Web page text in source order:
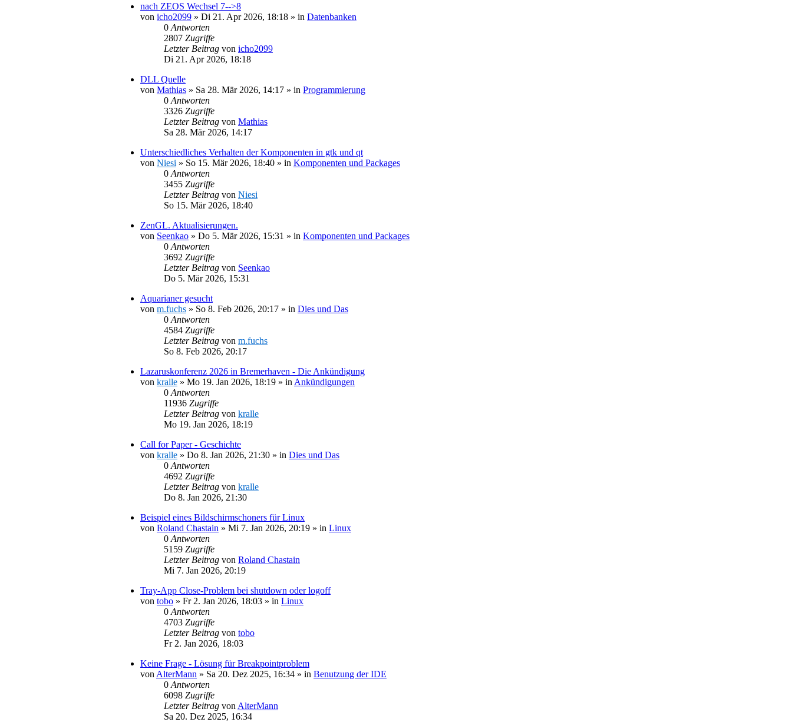
nach ZEOS Wechsel 7-->8
von icho2099 » Di 21. Apr 2026, 18:18 » in Datenbanken
0 Antworten
2807 Zugriffe
Letzter Beitrag von icho2099
Di 21. Apr 2026, 18:18
DLL Quelle
von Mathias » Sa 28. Mär 2026, 14:17 » in Programmierung
0 Antworten
3326 Zugriffe
Letzter Beitrag von Mathias
Sa 28. Mär 2026, 14:17
Unterschiedliches Verhalten der Komponenten in gtk und qt
von Niesi » So 15. Mär 2026, 18:40 » in Komponenten und Packages
0 Antworten
3455 Zugriffe
Letzter Beitrag von Niesi
So 15. Mär 2026, 18:40
ZenGL. Aktualisierungen.
von Seenkao » Do 5. Mär 2026, 15:31 » in Komponenten und Packages
0 Antworten
3692 Zugriffe
Letzter Beitrag von Seenkao
Do 5. Mär 2026, 15:31
Aquarianer gesucht
von m.fuchs » So 8. Feb 2026, 20:17 » in Dies und Das
0 Antworten
4584 Zugriffe
Letzter Beitrag von m.fuchs
So 8. Feb 2026, 20:17
Lazaruskonferenz 2026 in Bremerhaven - Die Ankündigung
von kralle » Mo 19. Jan 2026, 18:19 » in Ankündigungen
0 Antworten
11936 Zugriffe
Letzter Beitrag von kralle
Mo 19. Jan 2026, 18:19
Call for Paper - Geschichte
von kralle » Do 8. Jan 2026, 21:30 » in Dies und Das
0 Antworten
4692 Zugriffe
Letzter Beitrag von kralle
Do 8. Jan 2026, 21:30
Beispiel eines Bildschirmschoners für Linux
von Roland Chastain » Mi 7. Jan 2026, 20:19 » in Linux
0 Antworten
5159 Zugriffe
Letzter Beitrag von Roland Chastain
Mi 7. Jan 2026, 20:19
Tray-App Close-Problem bei shutdown oder logoff
von tobo » Fr 2. Jan 2026, 18:03 » in Linux
0 Antworten
4703 Zugriffe
Letzter Beitrag von tobo
Fr 2. Jan 2026, 18:03
Keine Frage - Lösung für Breakpointproblem
von AlterMann » Sa 20. Dez 2025, 16:34 » in Benutzung der IDE
0 Antworten
6098 Zugriffe
Letzter Beitrag von AlterMann
Sa 20. Dez 2025, 16:34